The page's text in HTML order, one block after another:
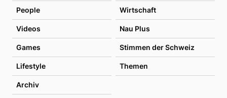
People Wirtschaft
Videos Nau Plus
Games Stimmen der Schweiz
Lifestyle Themen
Archiv